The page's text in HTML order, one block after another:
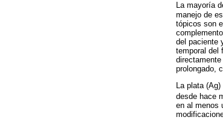
La mayoría
manejo de
tópicos son
del paciente
temporal del
prolongado,
La plata
desde hace
en al menos